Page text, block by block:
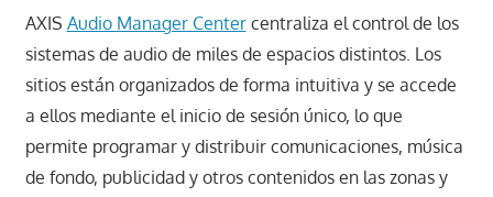
AXIS Audio Manager Centercentraliza el control de los
sistemas de audio de miles de espacios distintos. Los
sitios están organizados de forma intuitiva y se accede
a ellos mediante el inicio de sesión único, lo que
permite programar y distribuir comunicaciones, música
de fondo, publicidad y otros contenidos en las zonas y